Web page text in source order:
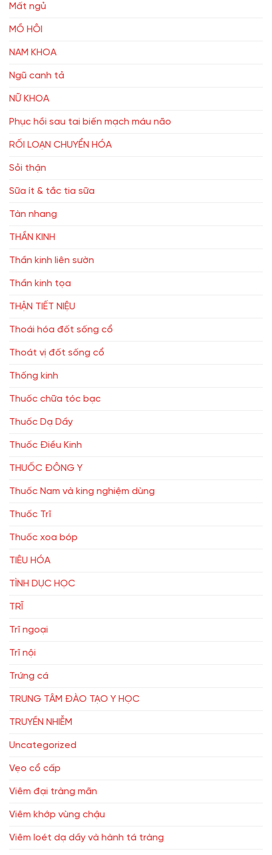
Mất ngủ
MỒ HÔI
NAM KHOA
Ngũ canh tả
NỮ KHOA
Phục hồi sau tai biến mạch máu não
RỐI LOẠN CHUYỂN HÓA
Sỏi thận
Sữa ít & tắc tia sữa
Tàn nhang
THẦN KINH
Thần kinh liên sườn
Thần kinh tọa
THẬN TIẾT NIỆU
Thoái hóa đốt sống cổ
Thoát vị đốt sống cổ
Thống kinh
Thuốc chữa tóc bạc
Thuốc Dạ Dầy
Thuốc Điều Kinh
THUỐC ĐÔNG Y
Thuốc Nam và king nghiệm dùng
Thuốc Trĩ
Thuốc xoa bóp
TIÊU HÓA
TÌNH DỤC HỌC
TRĨ
Trĩ ngoại
Trĩ nội
Trứng cá
TRUNG TÂM ĐÀO TẠO Y HỌC
TRUYỀN NHIỄM
Uncategorized
Vẹo cổ cấp
Viêm đại tràng mãn
Viêm khớp vùng chậu
Viêm loét dạ dầy và hành tá tràng